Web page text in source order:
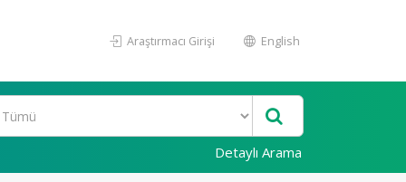
Araştırmacı Girişi English
Detaylı Arama